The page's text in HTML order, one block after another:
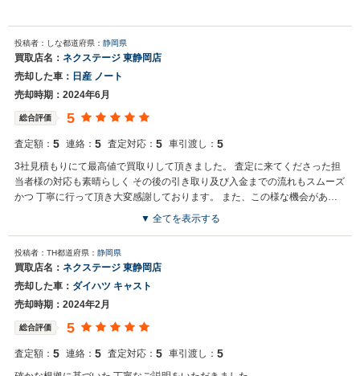
投稿者：しな都道府県： 静岡県
買取店名： ネクステージ 東静岡店
売却した車： 日産 ノート
売却時期：2024年6月
総合評価 5
査定額： 5 連絡： 5 査定対応： 5 車引渡し： 5
3社見積もりにて最高値で買取りして頂きました。 査定に来てくださった担
当者様の対応も素晴らしく その後の引き取り及び入金までの流れもスムーズ
かつ 丁寧に行って頂き大変感謝しております。 また、この様な機会があり
ましたらこちらの会社さま にお願いすると思います。 重ね重ね御礼申し上
▼ 全てを表示する
投稿者：TH都道府県： 静岡県
買取店名： ネクステージ 東静岡店
売却した車： ダイハツ キャスト
売却時期：2024年2月
総合評価 5
査定額： 5 連絡： 5 査定対応： 5 車引渡し： 5